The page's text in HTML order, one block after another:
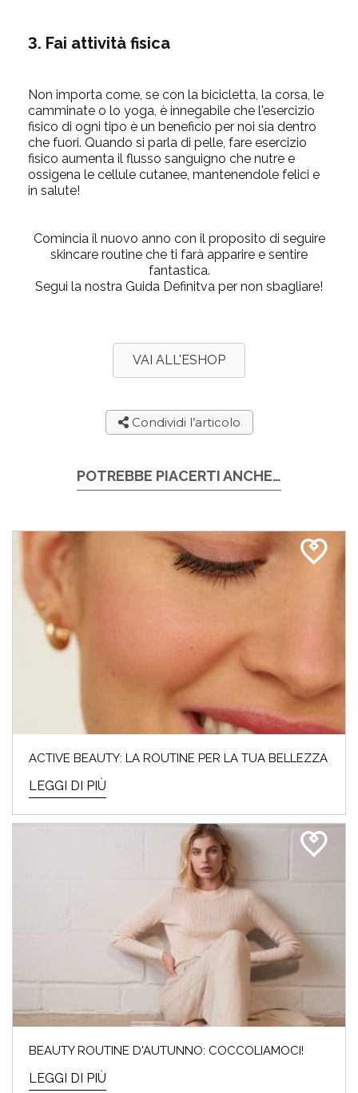
3. Fai attività fisica
Non importa come, se con la bicicletta, la corsa, le
camminate o lo yoga, è innegabile che l'esercizio
fisico di ogni tipo è un beneficio per noi sia dentro
che fuori. Quando si parla di pelle, fare esercizio
fisico aumenta il flusso sanguigno che nutre e
ossigena le cellule cutanee, mantenendole felici e
in salute!
Comincia il nuovo anno con il proposito di seguire
skincare routine che ti farà apparire e sentire
fantastica.
Segui la nostra Guida Definitva per non sbagliare!
VAI ALL'ESHOP
Condividi l’articolo
POTREBBE PIACERTI ANCHE…
ACTIVE BEAUTY: LA ROUTINE PER LA TUA BELLEZZA
LEGGI DI PIÙ
BEAUTY ROUTINE D'AUTUNNO: COCCOLIAMOCI!
LEGGI DI PIÙ